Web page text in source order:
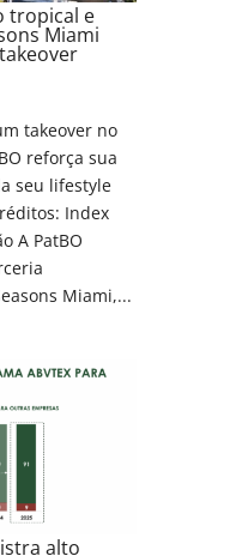
tropical e
Miami
takeover no
reforça sua
seu lifestyle
Index
A PatBO
Miami,...
alto